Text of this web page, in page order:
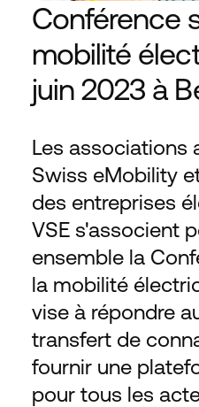
Conférence
mobilité
juin 2023 à
Les associations
Swiss eMobility
des entreprises
VSE s'associent
ensemble la
la mobilité
vise à répondre
transfert de
fournir une
pour tous les